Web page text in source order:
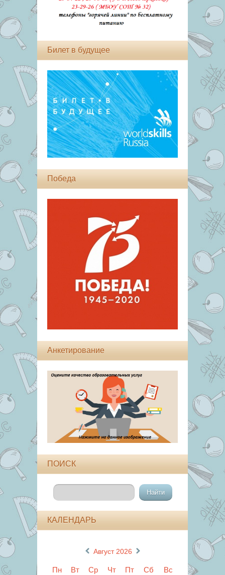
Билет в будущее
Победа
Анкетирование
ПОИСК
КАЛЕНДАРЬ
« Август 2026 »
Пн Вт Ср Чт Пт Сб Вс